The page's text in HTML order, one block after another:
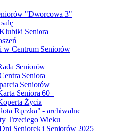
"Dworcowa 3"
Seniora
w Centrum Seniorów
Seniorów
Seniora
Seniorów
Seniora 60+
Życia
Rączka" - archiwalne
Trzeciego Wieku
Seniorek i Seniorów 2025